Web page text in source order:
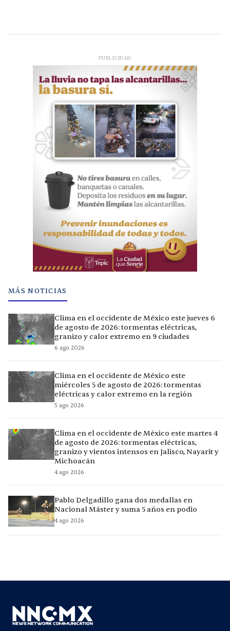
PUBLICIDAD
MÁS NOTICIAS
Clima en el occidente de México este jueves 6
de agosto de 2026: tormentas eléctricas,
granizo y calor extremo en 9 ciudades
6 ago 2026
Clima en el occidente de México este
miércoles 5 de agosto de 2026: tormentas
eléctricas y calor extremo en la región
5 ago 2026
Clima en el occidente de México este martes 4
de agosto de 2026: tormentas eléctricas,
granizo y vientos intensos en Jalisco, Nayarit y
Michoacán
4 ago 2026
Pablo Delgadillo gana dos medallas en
Nacional Máster y suma 5 años en podio
4 ago 2026